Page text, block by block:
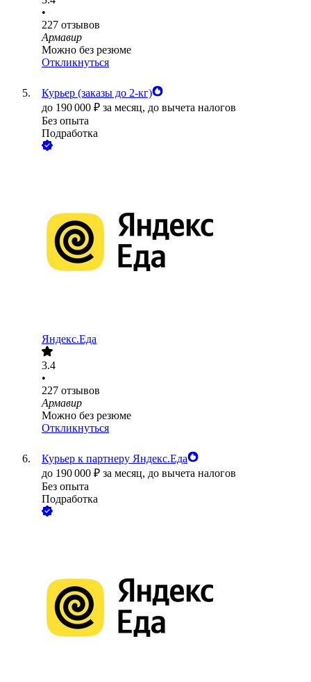
•
227 отзывов
Армавир
Можно без резюме
Откликнуться
Курьер (заказы до 2-кг)
до 190 000 ₽ за месяц, до вычета налогов
Без опыта
Подработка
Яндекс.Еда
3.4
•
227 отзывов
Армавир
Можно без резюме
Откликнуться
Курьер к партнеру Яндекс.Еда
до 190 000 ₽ за месяц, до вычета налогов
Без опыта
Подработка